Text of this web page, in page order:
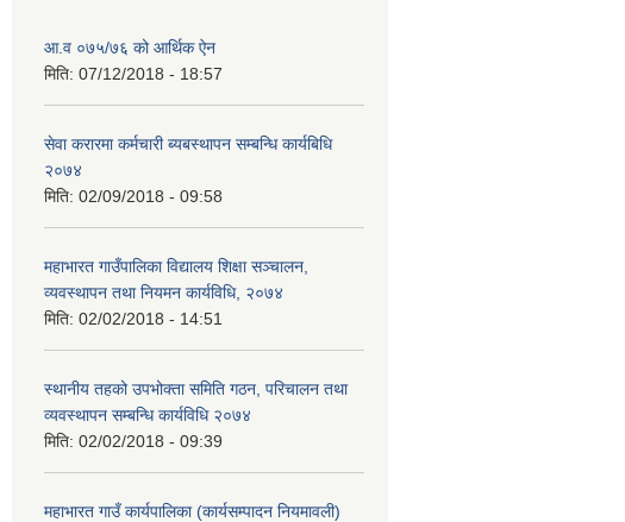
आ.व ०७५/७६ को आर्थिक ऐन
मिति: 07/12/2018 - 18:57
सेवा करारमा कर्मचारी ब्यबस्थापन सम्बन्धि कार्यबिधि
२०७४
मिति: 02/09/2018 - 09:58
महाभारत गाउँपालिका विद्यालय शिक्षा सञ्चालन,
व्यवस्थापन तथा नियमन कार्यविधि, २०७४
मिति: 02/02/2018 - 14:51
स्थानीय तहको उपभोक्ता समिति गठन, परिचालन तथा
व्यवस्थापन सम्बन्धि कार्यविधि २०७४
मिति: 02/02/2018 - 09:39
महाभारत गाउँ कार्यपालिका (कार्यसम्पादन नियमावली)